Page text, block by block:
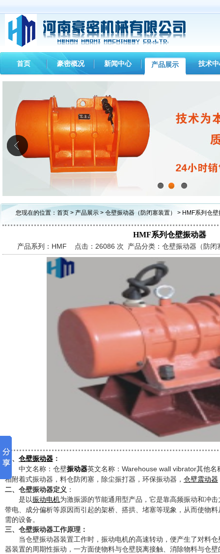
首页 豪密概况 新闻中心 产品展示 技术
您现在的位置： 首页 > 产品展示 > 仓壁振动器（防闭塞装置） > HMF系列仓壁
HMF系列仓壁振动器
产品系列：HMF 点击： 26086 次 产品分类：仓壁振动器（防
一、 仓壁振动器 ：
中文名称：仓壁振动器英文名称：Warehouse wall vibrator其他名
相附着式振动器，料仓防闭塞，除尘振打器，环保振动器， 仓壁震动器
二、仓壁振动器定义 ：
是以振动电机为激振源的节能通用型产品，它是靠高频振动和冲
带电、成分偏析等原因而引起的架桥、搭拱、堵塞等现象，从而使物
需的设备。
三、仓壁振动器工作原理：
当仓壁振动器装置工作时，振动电机的高速转动，便产生了对料仓
器装置的周期性振动，一方面使物料与仓壁脱离接触、消除物料与仓